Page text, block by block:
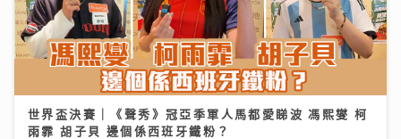
世界盃決賽｜《聲秀》冠亞季軍人馬都愛睇波 馮熙燮 柯
雨霏 胡子貝 邊個係西班牙鐵粉？